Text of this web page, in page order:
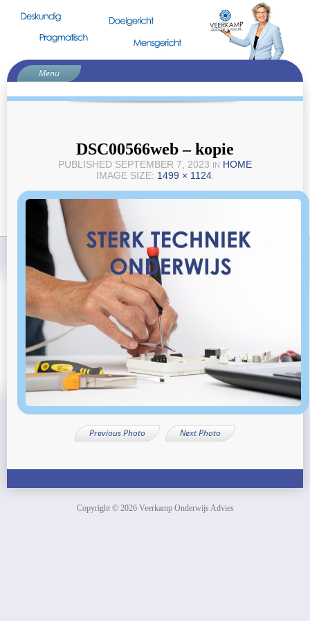
Menu
Home
Teamtrajecten
Samenwerken in de keten
Sterk Techniek Onderwijs
Inspiratie
Contact
DSC00566web – kopie
PUBLISHED SEPTEMBER 7, 2023 IN HOME
IMAGE SIZE: 1499 × 1124.
Previous Photo Next Photo
Copyright © 2026 Veerkamp Onderwijs Advies